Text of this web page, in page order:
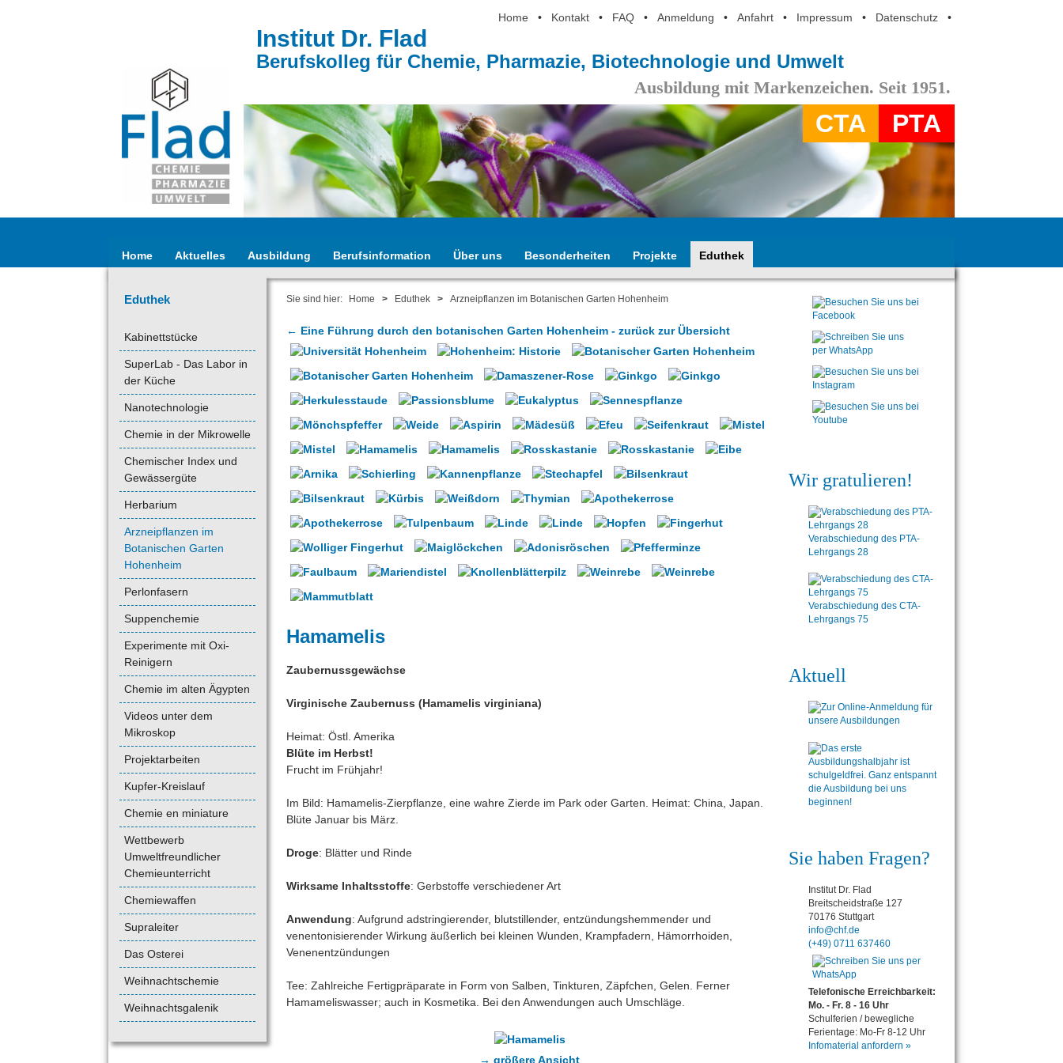
Home • Kontakt • FAQ • Anmeldung • Anfahrt • Impressum • Datenschutz •
Institut Dr. Flad
Berufskolleg für Chemie, Pharmazie, Biotechnologie und Umwelt
Ausbildung mit Markenzeichen. Seit 1951.
CTA PTA
Home Aktuelles Ausbildung Berufsinformation Über uns Besonderheiten Projekte Eduthek
Eduthek
Kabinettstücke
SuperLab - Das Labor in
der Küche
Nanotechnologie
Chemie in der Mikrowelle
Chemischer Index und
Gewässergüte
Herbarium
Arzneipflanzen im
Botanischen Garten
Hohenheim
Perlonfasern
Suppenchemie
Experimente mit Oxi-
Reinigern
Chemie im alten Ägypten
Videos unter dem
Mikroskop
Projektarbeiten
Kupfer-Kreislauf
Chemie en miniature
Wettbewerb
Umweltfreundlicher
Chemieunterricht
Chemiewaffen
Supraleiter
Das Osterei
Weihnachtschemie
Weihnachtsgalenik
Sie sind hier: Home > Eduthek > Arzneipflanzen im Botanischen Garten Hohenheim
← Eine Führung durch den botanischen Garten Hohenheim - zurück zur Übersicht
Hamamelis
Zaubernussgewächse
Virginische Zaubernuss (Hamamelis virginiana)
Heimat: Östl. Amerika
Blüte im Herbst!
Frucht im Frühjahr!
Im Bild: Hamamelis-Zierpflanze, eine wahre Zierde im Park oder Garten. Heimat: China, Japan.
Blüte Januar bis März.
Droge: Blätter und Rinde
Wirksame Inhaltsstoffe: Gerbstoffe verschiedener Art
Anwendung: Aufgrund adstringierender, blutstillender, entzündungshemmender und
venentonisierender Wirkung äußerlich bei kleinen Wunden, Krampfadern, Hämorrhoiden,
Venenentzündungen
Tee: Zahlreiche Fertigpräparate in Form von Salben, Tinkturen, Zäpfchen, Gelen. Ferner
Hamameliswasser; auch in Kosmetika. Bei den Anwendungen auch Umschläge.
→ größere Ansicht
Wir gratulieren!
Verabschiedung des PTA-
Lehrgangs 28
Verabschiedung des CTA-
Lehrgangs 75
Aktuell
Sie haben Fragen?
Institut Dr. Flad
Breitscheidstraße 127
70176 Stuttgart
info@chf.de
(+49) 0711 637460
Telefonische Erreichbarkeit:
Mo. - Fr. 8 - 16 Uhr
Schulferien / bewegliche
Ferientage: Mo-Fr 8-12 Uhr
Infomaterial anfordern »